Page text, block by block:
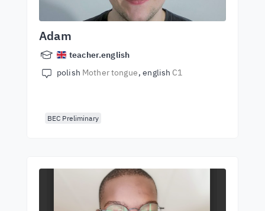
Adam
teacher.english
polish Mother tongue english C1
BEC Preliminary